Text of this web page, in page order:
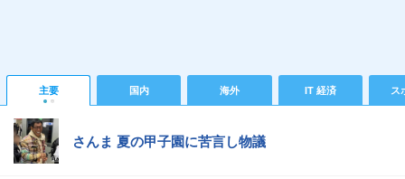
主要 国内 海外 IT 経済 ス
さんま 夏の甲子園に苦言し物議